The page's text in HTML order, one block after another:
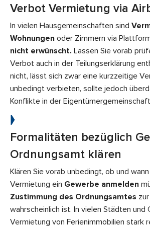
Verbot Vermietung via
In vielen Hausgemeinschaften sind
Wohnungen oder Zimmern via
nicht erwünscht. Lassen Sie vorab
Verbot auch in der Teilungserklärung
nicht, lässt sich zwar eine kurzzeitige
unbedingt verbieten, sollte jedoch
Konflikte in der
Formalitäten bezüglich
Ordnungsamt klären
Klären Sie vorab unbedingt, ob und
Vermietung ein Gewerbe anmelden
Zustimmung des Ordnungsamtes
wahrscheinlich ist. In vielen Städten und
Vermietung von Ferienimmobilien stark